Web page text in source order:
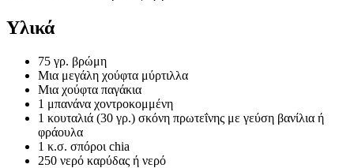
Υλικά
75 γρ. βρώμη
Μια μεγάλη χούφτα μύρτιλλα
Μια χούφτα παγάκια
1 μπανάνα χοντροκομμένη
1 κουταλιά (30 γρ.) σκόνη πρωτεΐνης με γεύση βανίλια ή
φράουλα
1 κ.σ. σπόροι chia
250 νερό καρύδας ή νερό